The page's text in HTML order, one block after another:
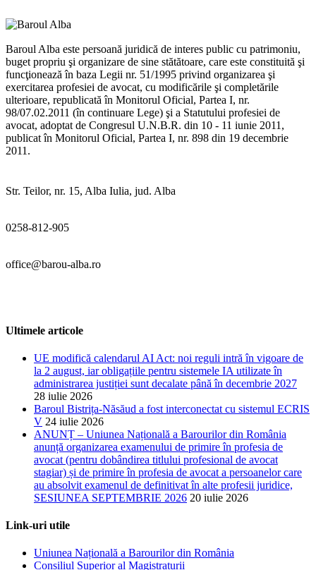
Baroul Alba este persoană juridică de interes public cu patrimoniu,
buget propriu şi organizare de sine stătătoare, care este constituită şi
funcţionează în baza Legii nr. 51/1995 privind organizarea şi
exercitarea profesiei de avocat, cu modificările şi completările
ulterioare, republicată în Monitorul Oficial, Partea I, nr.
98/07.02.2011 (în continuare Lege) şi a Statutului profesiei de
avocat, adoptat de Congresul U.N.B.R. din 10 - 11 iunie 2011,
publicat în Monitorul Oficial, Partea I, nr. 898 din 19 decembrie
2011.
Str. Teilor, nr. 15, Alba Iulia, jud. Alba
0258-812-905
office@barou-alba.ro
Ultimele articole
UE modifică calendarul AI Act: noi reguli intră în vigoare de
la 2 august, iar obligațiile pentru sistemele IA utilizate în
administrarea justiției sunt decalate până în decembrie 2027
28 iulie 2026
Baroul Bistrița-Năsăud a fost interconectat cu sistemul ECRIS
V 24 iulie 2026
ANUNȚ – Uniunea Națională a Barourilor din România
anunță organizarea examenului de primire în profesia de
avocat (pentru dobândirea titlului profesional de avocat
stagiar) și de primire în profesia de avocat a persoanelor care
au absolvit examenul de definitivat în alte profesii juridice,
SESIUNEA SEPTEMBRIE 2026 20 iulie 2026
Link-uri utile
Uniunea Națională a Barourilor din România
Consiliul Superior al Magistraturii